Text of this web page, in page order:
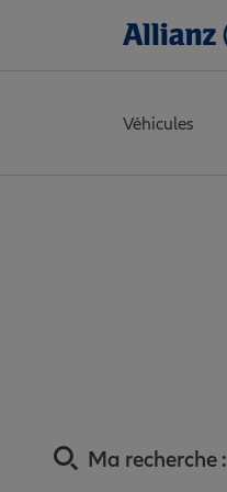
Véhicules
Ma recherche :